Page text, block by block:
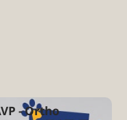
- Ortho